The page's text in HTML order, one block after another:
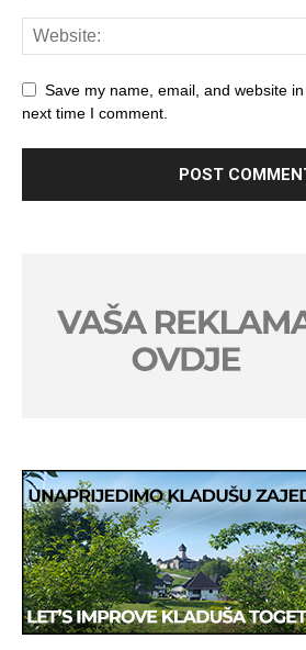
Save my name, email, and website
next time I comment.